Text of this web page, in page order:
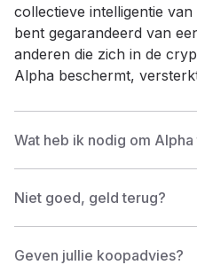
collectieve intelligentie
bent gegarandeerd van
anderen die zich in de
Alpha beschermt,
Wat heb ik nodig om
Niet goed, geld terug?
Geven jullie koopadvies?